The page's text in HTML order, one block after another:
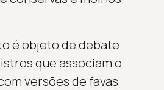
é objeto de debate
que associam o
versões de favas